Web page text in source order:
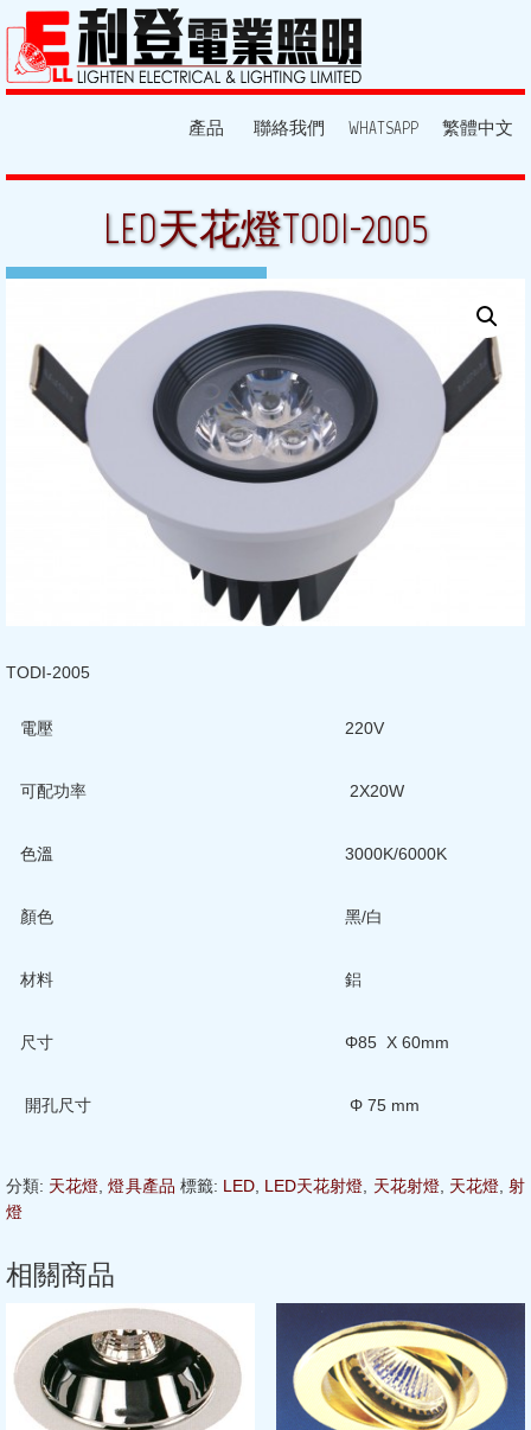
產品 聯絡我們 WHATSAPP 繁體中文
LED天花燈TODI-2005
16 7 月, 2015
By: lighten
Posted in
TODI-2005
電壓 220V
可配功率 2X20W
色溫 3000K/6000K
顏色 黑/白
材料 鋁
尺寸 Φ85 X 60mm
開孔尺寸 Φ 75 mm
分類: 天花燈 ,燈具產品 標籤: LED LED天花射燈 天花射燈, 天花燈 ,射
燈
相關商品